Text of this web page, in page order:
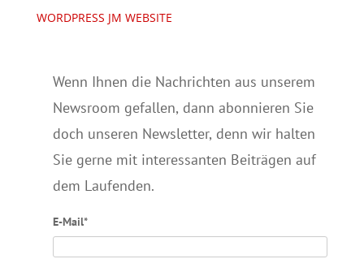
WORDPRESS JM WEBSITE
Wenn Ihnen die Nachrichten aus unserem
Newsroom gefallen, dann abonnieren Sie
doch unseren Newsletter, denn wir halten
Sie gerne mit interessanten Beiträgen auf
dem Laufenden.
E-Mail*